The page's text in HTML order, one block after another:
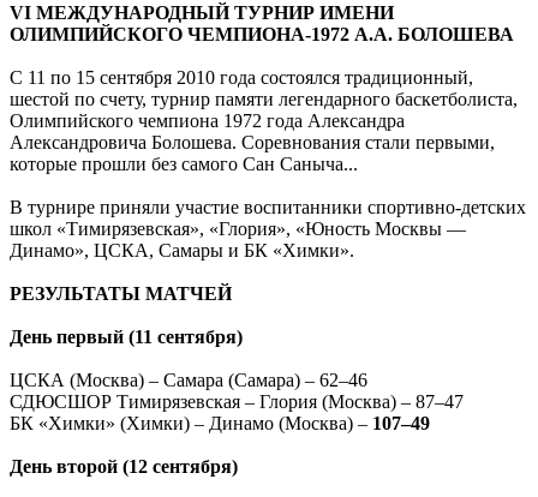
VI МЕЖДУНАРОДНЫЙ ТУРНИР ИМЕНИ
ОЛИМПИЙСКОГО ЧЕМПИОНА-1972 А.А. БОЛОШЕВА
С 11 по 15 сентября 2010 года состоялся традиционный,
шестой по счету, турнир памяти легендарного баскетболиста,
Олимпийского чемпиона 1972 года Александра
Александровича Болошева. Соревнования стали первыми,
которые прошли без самого Сан Саныча...
В турнире приняли участие воспитанники спортивно-детских
школ «Тимирязевская», «Глория», «Юность Москвы —
Динамо», ЦСКА, Самары и БК «Химки».
РЕЗУЛЬТАТЫ МАТЧЕЙ
День первый (11 сентября)
ЦСКА (Москва) – Самара (Самара) – 62–46
СДЮСШОР Тимирязевская – Глория (Москва) – 87–47
БК «Химки» (Химки) – Динамо (Москва) – 107–49
День второй (12 сентября)